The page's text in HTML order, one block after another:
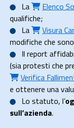
La
Elenco
qualifiche;
La
Visura
modifiche che
Il report
(sia protesti che
Verifica
e ottenere una
Lo statuto, l’
sull’azienda.